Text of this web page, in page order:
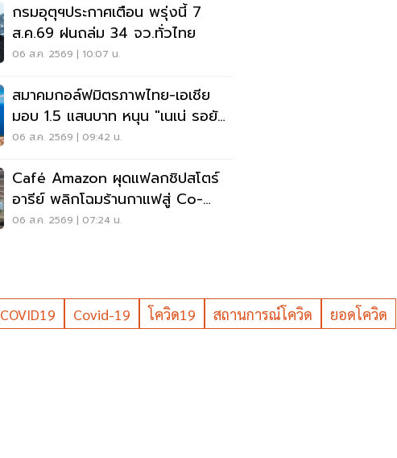
กรมอุตุฯประกาศเตือน พรุ่งนี้ 7
ส.ค.69 ฝนถล่ม 34 จว.ทั่วไทย
06 ส.ค. 2569 | 10:07 น.
สมาคมกอล์ฟมิตรภาพไทย-เอเชีย
มอบ 1.5 แสนบาท หนุน "เนเน่ รอยัล"
ลุยเวทีที่สหรัฐ
06 ส.ค. 2569 | 09:42 น.
Café Amazon ผุดแฟลกชิปสโตร์
อารีย์ พลิกโฉมร้านกาแฟสู่ Co-
Working Space ครบวงจร
06 ส.ค. 2569 | 07:24 น.
COVID19 Covid-19 โควิด19 สถานการณ์โควิด ยอดโควิด